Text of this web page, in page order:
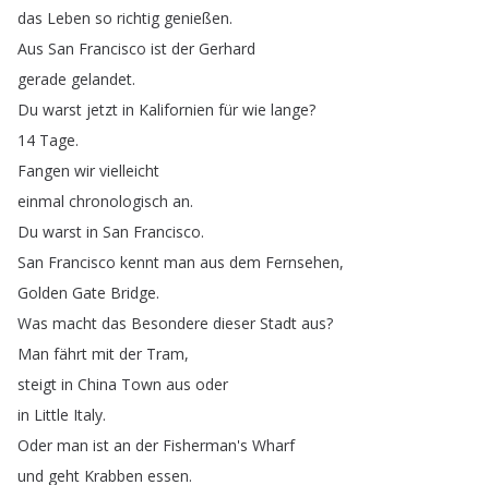
das Leben so richtig genießen.
Aus San Francisco ist der Gerhard
gerade gelandet.
Du warst jetzt in Kalifornien für wie lange?
14 Tage.
Fangen wir vielleicht
einmal chronologisch an.
Du warst in San Francisco.
San Francisco kennt man aus dem Fernsehen,
Golden Gate Bridge.
Was macht das Besondere dieser Stadt aus?
Man fährt mit der Tram,
steigt in China Town aus oder
in Little Italy.
Oder man ist an der Fisherman's Wharf
und geht Krabben essen.